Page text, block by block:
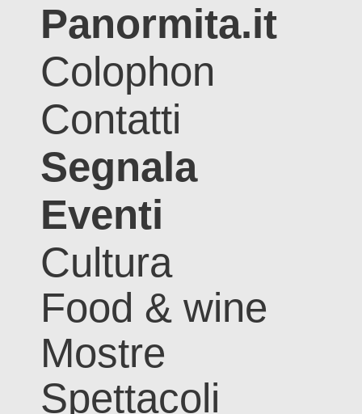
Panormita.it
Colophon
Contatti
Segnala
Eventi
Cultura
Food & wine
Mostre
Spettacoli